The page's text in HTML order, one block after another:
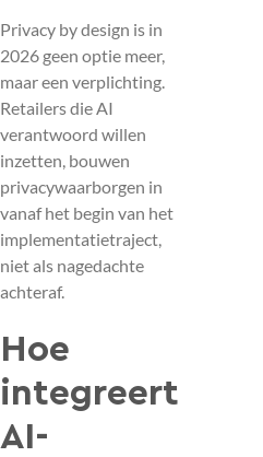
Privacy by design is in
2026 geen optie meer,
maar een verplichting.
Retailers die AI
verantwoord willen
inzetten, bouwen
privacywaarborgen in
vanaf het begin van het
implementatietraject,
niet als nagedachte
achteraf.
Hoe
integreert
AI-